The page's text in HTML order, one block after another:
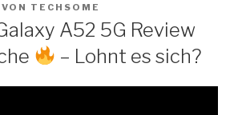
VON TECHSOME
A52 5G Review
– Lohnt es sich?